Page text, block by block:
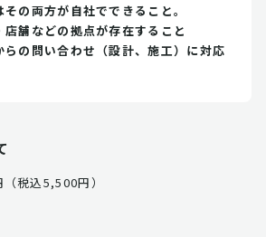
の両方が自社でできること。
舗などの拠点が存在すること
らの問い合わせ（設計、施工）に対応
税込5,500円）